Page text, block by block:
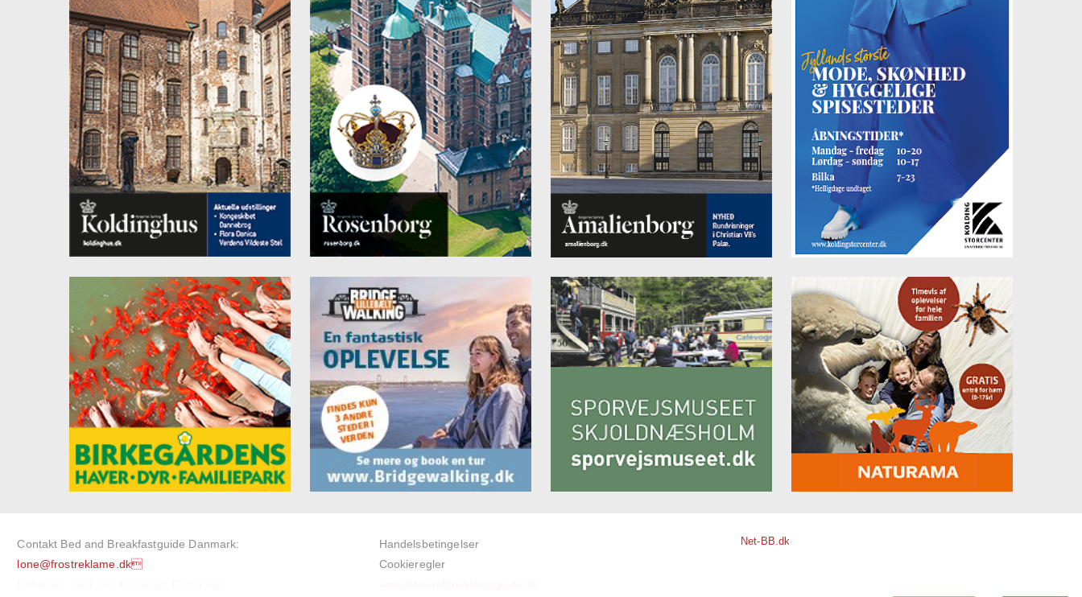
Contakt Bed and Breakfastguide Danmark:
lone@frostreklame.dk
Handelsbetingelser
Cookieregler
Net-BB.dk